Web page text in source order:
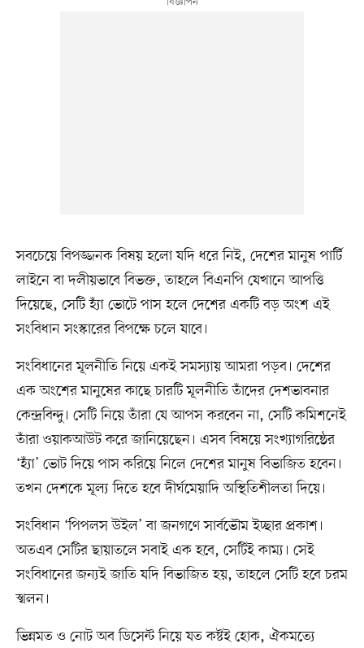
সবচেয়ে বিপজ্জনক বিষয় হলো যদি ধরে নিই, দেশের মানুষ পার্টি
লাইনে বা দলীয়ভাবে বিভক্ত, তাহলে বিএনপি যেখানে আপত্তি
দিয়েছে, সেটি হ্যাঁ ভোটে পাস হলে দেশের একটি বড় অংশ এই
সংবিধান সংস্কারের বিপক্ষে চলে যাবে।
সংবিধানের মূলনীতি নিয়ে একই সমস্যায় আমরা পড়ব। দেশের
এক অংশের মানুষের কাছে চারটি মূলনীতি তাঁদের দেশভাবনার
কেন্দ্রবিন্দু। সেটি নিয়ে তাঁরা যে আপস করবেন না, সেটি কমিশনেই
তাঁরা ওয়াকআউট করে জানিয়েছেন। এসব বিষয়ে সংখ্যাগরিষ্ঠের
‘হ্যাঁ’ ভোট দিয়ে পাস করিয়ে নিলে দেশের মানুষ বিভাজিত হবেন।
তখন দেশকে মূল্য দিতে হবে দীর্ঘমেয়াদি অস্থিতিশীলতা দিয়ে।
সংবিধান ‘পিপলস উইল’ বা জনগণে সার্বভৌম ইচ্ছার প্রকাশ।
অতএব সেটির ছায়াতলে সবাই এক হবে, সেটিই কাম্য। সেই
সংবিধানের জন্যই জাতি যদি বিভাজিত হয়, তাহলে সেটি হবে চরম
স্খলন।
ভিন্নমত ও নোট অব ডিসেন্ট নিয়ে যত কষ্টই হোক, ঐকমত্যে